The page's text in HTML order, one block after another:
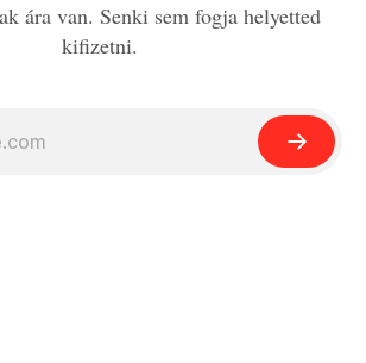
ára van. Senki sem fogja helyetted
kifizetni.